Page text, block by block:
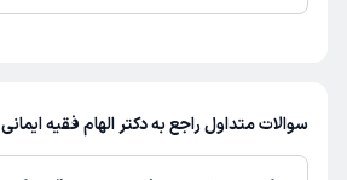
سوالات متداول راجع به دکتر الهام فقیه ایمانی